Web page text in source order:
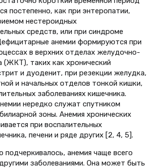
постепенно, как при энтеропатии,
нестероидных
средств, или при синдроме
анемии формируются при
в верхних отделах желудочно-
(ЖКТ), таких как хронический
и дуоденит, при резекции желудка,
и начальных отделов тонкой кишки,
заболеваниях кишечника.
нередко служат спутником
зоны. Анемия хронических
при воспалительных
печени и ряде других [2, 4, 5].
подчеркивалось, анемия чаще всего
заболеваниями. Она может быть